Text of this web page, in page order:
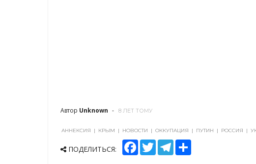
Автор Unknown 8 ЛЕТ ТОМУ
АННЕКСИЯ | КРЫМ | НОВОСТИ | ОККУПАЦИЯ | ПУТИН | РОССИЯ |
ПОДЕЛИТЬСЯ:
F
T
w
T